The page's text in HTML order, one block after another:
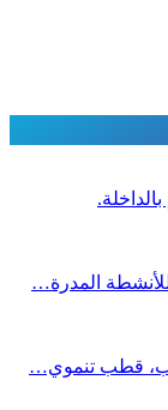
للأنشطة المدرة…
قطب تنموي…